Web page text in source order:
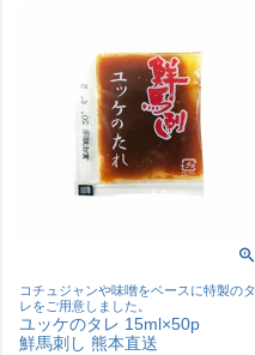
コチュジャンや味噌をベースに特製のタ
レをご用意しました。
ユッケのタレ 15ml×50p
鮮馬刺し 熊本直送